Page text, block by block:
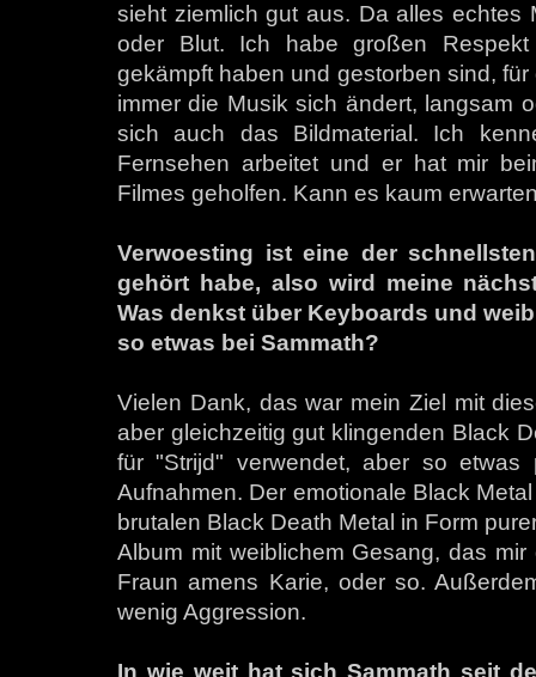
sieht ziemlich gut aus. Da alles echtes
oder Blut. Ich habe großen
gekämpft haben und gestorben sind,
immer die Musik sich ändert, langsam
sich auch das Bildmaterial. Ich
Fernsehen arbeitet und er hat mir
Filmes geholfen. Kann es kaum
Verwoesting ist eine der
gehört habe, also wird meine
Was denkst über Keyboards und
so etwas bei Sammath?
Vielen Dank, das war mein Ziel mit
aber gleichzeitig gut klingenden Black
für "Strijd" verwendet, aber so
Aufnahmen. Der emotionale Black
brutalen Black Death Metal in Form
Album mit weiblichem Gesang, das
Fraun amens Karie, oder so.
wenig Aggression.
In wie weit hat sich Sammath seit